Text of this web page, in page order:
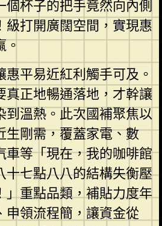
杯子的把手竟然向內側
級打開廣闊空間，實現惠
。
平易近紅利觸手可及。
真正地暢通落地，才幹讓
到溫熱。此次國補聚焦以
生剛需，覆蓋家電、數
車等「現在，我的咖啡館
十七點八八的結構失衡壓
」重點品類，補貼力度年
申領流程簡，讓資金從